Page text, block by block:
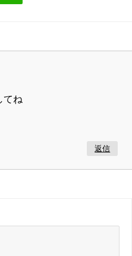
てね
返信